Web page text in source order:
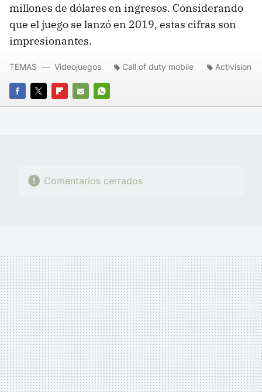
millones de dólares en ingresos. Considerando
que el juego se lanzó en 2019, estas cifras son
impresionantes.
FACEBOOK
TWITTERFLIPBOARD
E-
WHATSAPP
TEMAS Videojuegos Call of duty mobile Activision
Comentarios cerrados